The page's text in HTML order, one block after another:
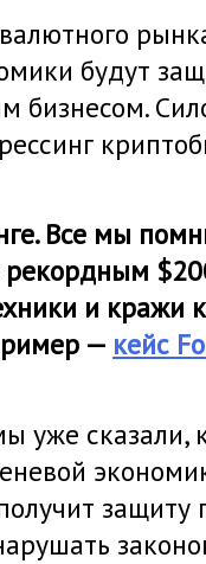
будут
бизнесом.
Все мы
рекордным
и кражи
— кейс
уже сказали,
защиту